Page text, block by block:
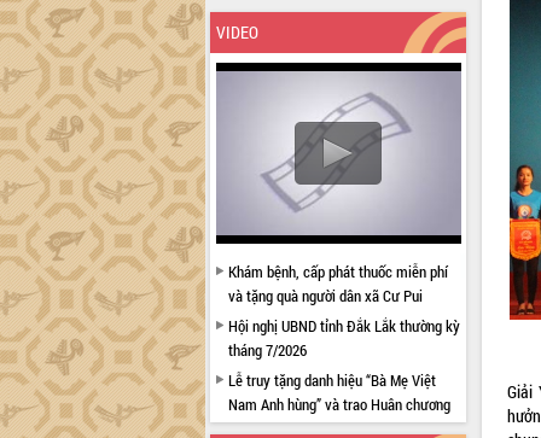
VIDEO
Khám bệnh, cấp phát thuốc miễn phí
và tặng quà người dân xã Cư Pui
Hội nghị UBND tỉnh Đắk Lắk thường kỳ
tháng 7/2026
Lễ truy tặng danh hiệu “Bà Mẹ Việt
Nam Anh hùng” và trao Huân chương
Lao động
Giải